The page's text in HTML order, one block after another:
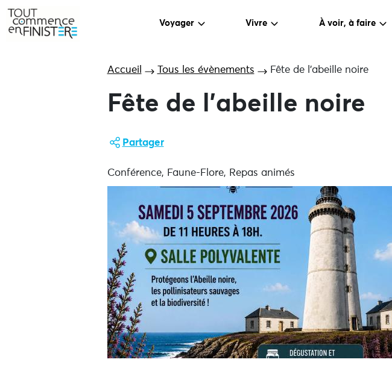
Voyager Vivre À voir, à faire
Accueil Tous les évènements Fête de l’abeille noire
Fête de l’abeille noire
Partager
Conférence, Faune-Flore, Repas animés